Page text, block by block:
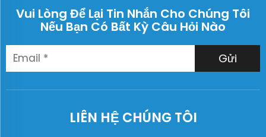
Vui Lòng Để Lại Tin Nhắn Cho Chúng Tôi
Nếu Bạn Có Bất Kỳ Câu Hỏi Nào
Gửi
LIÊN HỆ CHÚNG TÔI